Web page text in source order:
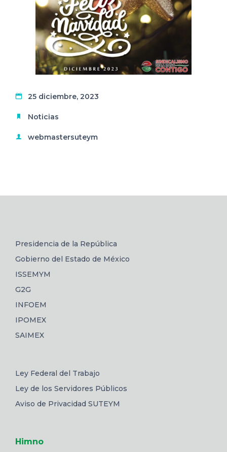
25 diciembre, 2023
Noticias
webmastersuteym
Presidencia de la República
Gobierno del Estado de México
ISSEMYM
G2G
INFOEM
IPOMEX
SAIMEX
Ley Federal del Trabajo
Ley de los Servidores Públicos
Aviso de Privacidad SUTEYM
Himno